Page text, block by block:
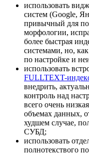
использовать
систем (Google,
привычный для
морфологии,
более быстрая
системами, но,
по настройке и
использовать
FULLTEXT-
внедрить,
контроль над
всего очень
объемах данных,
худшем случае,
СУБД;
использовать
полнотекствого